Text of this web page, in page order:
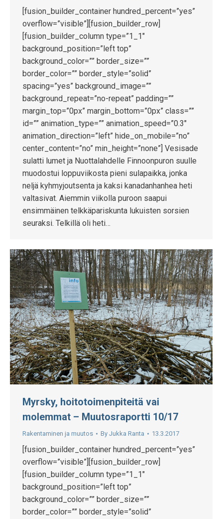
[fusion_builder_container hundred_percent=”yes”
overflow=”visible”][fusion_builder_row]
[fusion_builder_column type=”1_1″
background_position=”left top”
background_color=”” border_size=””
border_color=”” border_style=”solid”
spacing=”yes” background_image=””
background_repeat=”no-repeat” padding=””
margin_top=”0px” margin_bottom=”0px” class=””
id=”” animation_type=”” animation_speed=”0.3″
animation_direction=”left” hide_on_mobile=”no”
center_content=”no” min_height=”none”] Vesisade
sulatti lumet ja Nuottalahdelle Finnoonpuron suulle
muodostui loppuviikosta pieni sulapaikka, jonka
neljä kyhmyjoutsenta ja kaksi kanadanhanhea heti
valtasivat. Aiemmin viikolla puroon saapui
ensimmäinen telkkäpariskunta lukuisten sorsien
seuraksi. Telkillä oli heti…
Myrsky, hoitotoimenpiteitä vai
molemmat – Muutosraportti 10/17
Rakentaminen ja muutos By Jukka Ranta 13.3.2017
[fusion_builder_container hundred_percent=”yes”
overflow=”visible”][fusion_builder_row]
[fusion_builder_column type=”1_1″
background_position=”left top”
background_color=”” border_size=””
border_color=”” border_style=”solid”